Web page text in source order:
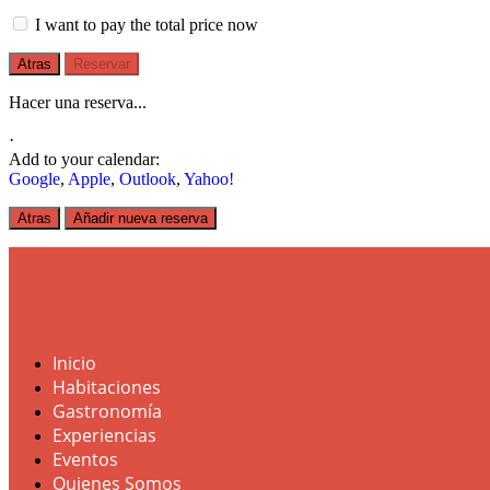
I want to pay the total price now
Atras Reservar
Hacer una reserva...
·
Add to your calendar:
Google, Apple, Outlook, Yahoo!
Atras Añadir nueva reserva
Inicio
Habitaciones
Gastronomía
Experiencias
Eventos
Quienes Somos